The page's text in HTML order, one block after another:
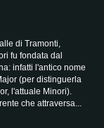
di Tramonti,
fu fondata dal
infatti l'antico nome
(per distinguerla
l'attuale Minori).
che attraversa...